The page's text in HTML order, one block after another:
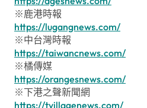
※鹿港時報
https://lugangnews.com/
※中台灣時報
https://taiwancnews.com/
※橘傳媒
https://orangesnews.com/
※下港之聲新聞網
https://tvillagenews.com/